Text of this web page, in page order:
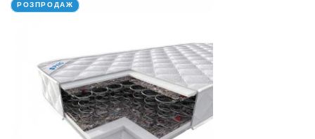
РОЗПРОДАЖ